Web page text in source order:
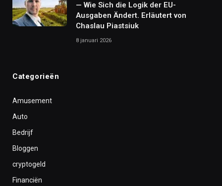
— Wie Sich die Logik der EU-
Ausgaben Ändert. Erläutert von
Chaslau Piastsiuk
8 januari 2026
Categorieën
Amusement
Auto
Bedrijf
Bloggen
cryptogeld
Financiën